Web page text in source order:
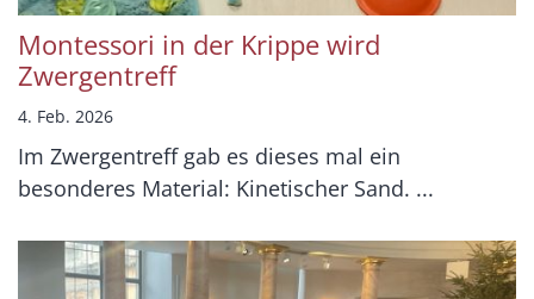
Montessori in der Krippe wird
Zwergentreff
4. Feb. 2026
Im Zwergentreff gab es dieses mal ein
besonderes Material: Kinetischer Sand. ...